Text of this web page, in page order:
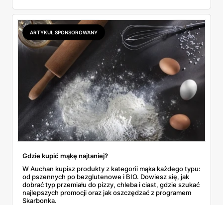
2,99 zł za kilogram, ale wyłącznie w sobotę z aplikacją. Aldi
odpowiada masłem za 2,99 zł. Werdykt w skrócie:
najwięcej wyciśniesz z Biedronki, po świeże warzywa jedź
do Aldi.
ARTYKUŁ SPONSOROWANY
Gdzie kupić mąkę najtaniej?
W Auchan kupisz produkty z kategorii mąka każdego typu:
od pszennych po bezglutenowe i BIO. Dowiesz się, jak
dobrać typ przemiału do pizzy, chleba i ciast, gdzie szukać
najlepszych promocji oraz jak oszczędzać z programem
Skarbonka.